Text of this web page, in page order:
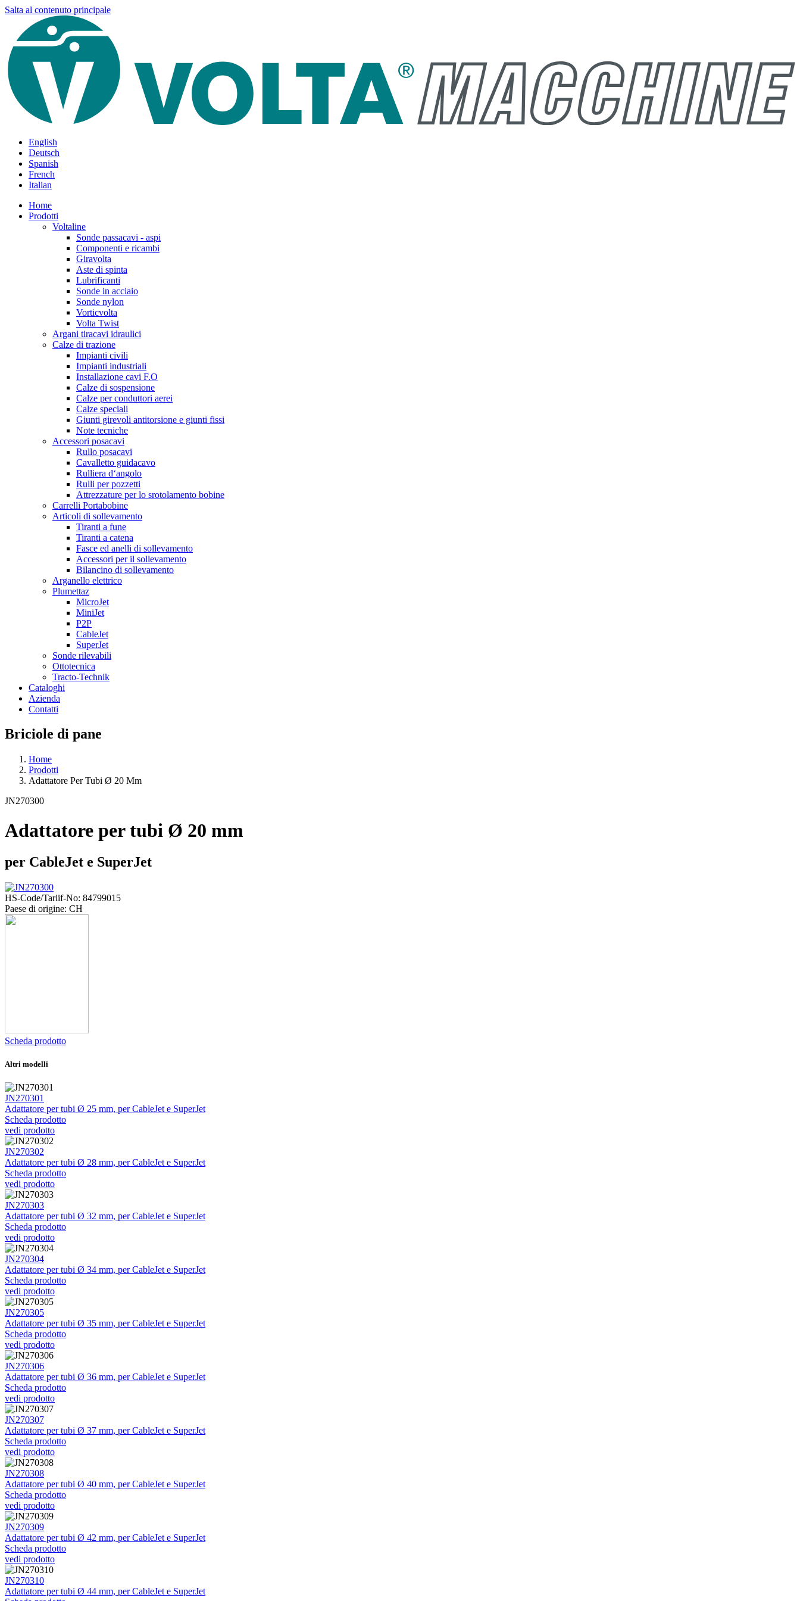
Salta al contenuto principale
English
Deutsch
Spanish
French
Italian
Home
Prodotti
Voltaline
Sonde passacavi - aspi
Componenti e ricambi
Giravolta
Aste di spinta
Lubrificanti
Sonde in acciaio
Sonde nylon
Vorticvolta
Volta Twist
Argani tiracavi idraulici
Calze di trazione
Impianti civili
Impianti industriali
Installazione cavi F.O
Calze di sospensione
Calze per conduttori aerei
Calze speciali
Giunti girevoli antitorsione e giunti fissi
Note tecniche
Accessori posacavi
Rullo posacavi
Cavalletto guidacavo
Rulliera d‘angolo
Rulli per pozzetti
Attrezzature per lo srotolamento bobine
Carrelli Portabobine
Articoli di sollevamento
Tiranti a fune
Tiranti a catena
Fasce ed anelli di sollevamento
Accessori per il sollevamento
Bilancino di sollevamento
Arganello elettrico
Plumettaz
MicroJet
MiniJet
P2P
CableJet
SuperJet
Sonde rilevabili
Ottotecnica
Tracto-Technik
Cataloghi
Azienda
Contatti
Briciole di pane
Home
Prodotti
Adattatore Per Tubi Ø 20 Mm
JN270300
Adattatore per tubi Ø 20 mm
per CableJet e SuperJet
HS-Code/Tariif-No: 84799015
Paese di origine: CH
Scheda prodotto
Altri modelli
JN270301
Adattatore per tubi Ø 25 mm, per CableJet e SuperJet
Scheda prodotto
vedi prodotto
JN270302
Adattatore per tubi Ø 28 mm, per CableJet e SuperJet
Scheda prodotto
vedi prodotto
JN270303
Adattatore per tubi Ø 32 mm, per CableJet e SuperJet
Scheda prodotto
vedi prodotto
JN270304
Adattatore per tubi Ø 34 mm, per CableJet e SuperJet
Scheda prodotto
vedi prodotto
JN270305
Adattatore per tubi Ø 35 mm, per CableJet e SuperJet
Scheda prodotto
vedi prodotto
JN270306
Adattatore per tubi Ø 36 mm, per CableJet e SuperJet
Scheda prodotto
vedi prodotto
JN270307
Adattatore per tubi Ø 37 mm, per CableJet e SuperJet
Scheda prodotto
vedi prodotto
JN270308
Adattatore per tubi Ø 40 mm, per CableJet e SuperJet
Scheda prodotto
vedi prodotto
JN270309
Adattatore per tubi Ø 42 mm, per CableJet e SuperJet
Scheda prodotto
vedi prodotto
JN270310
Adattatore per tubi Ø 44 mm, per CableJet e SuperJet